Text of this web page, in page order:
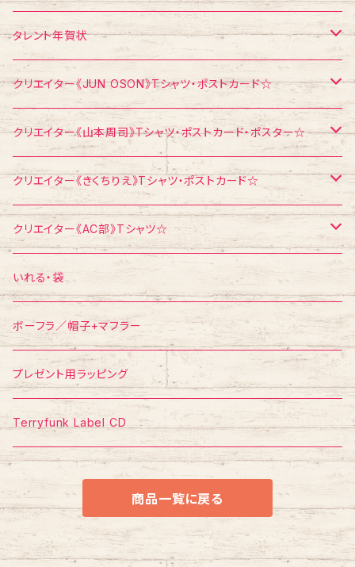
飛び出すカード
メモ帳
ポストカード
メモ帳
Tシャツ
ポストカード
タレント年賀状
江頭2：50
稲川淳二
浅見千代子
エスパー伊東
クリエイター《JUN OSON》Tシャツ・ポストカード☆
Tシャツ
ポストカード
クリエイター《山本周司》Tシャツ・ポストカード・ポスター☆
Tシャツ
ポストカード
ポスター
クリエイター《きくちりえ》Tシャツ・ポストカード☆
Tシャツ
ポストカード
クリエイター《AC部》Tシャツ☆
Tシャツ
いれる・袋
ボーフラ／帽子+マフラー
プレゼント用ラッピング
Terryfunk Label CD
商品一覧に戻る